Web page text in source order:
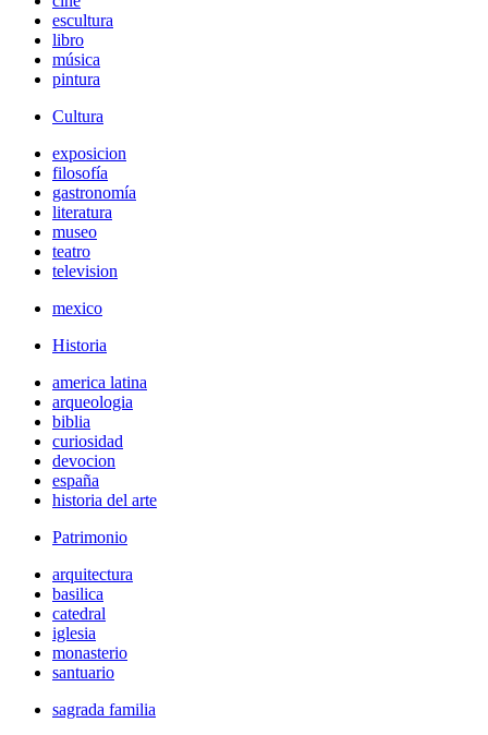
escultura
libro
música
pintura
Cultura
exposicion
filosofía
gastronomía
literatura
museo
teatro
television
mexico
Historia
america latina
arqueologia
biblia
curiosidad
devocion
españa
historia del arte
Patrimonio
arquitectura
basilica
catedral
iglesia
monasterio
santuario
sagrada familia